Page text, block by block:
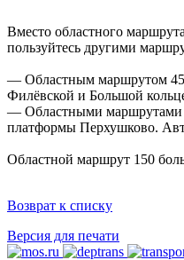
Вместо областного
пользуйтесь другими
— Областным маршрутом
Филёвской и Большой
— Областными
платформы Перхушково.
Областной маршрут 150
Возврат к списку
Версия для печати